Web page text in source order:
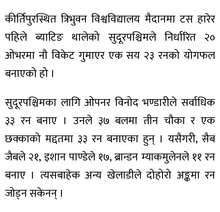
कीर्तिपुरस्थित त्रिभुवन विश्वविद्यालय मैदानमा टस हारेर
पहिले ब्याटिङ थालेको सुदूरपश्चिमले निर्धारित २०
ओभरमा नौ विकेट गुमाएर एक सय २३ रनको योगफल
बनाएको हो ।
सुदूरपश्चिमका लागि ओपनर विनोद भण्डारीले सर्वाधिक
३३ रन बनाए । उनले ३७ बलमा तीन चौका र एक
छक्काको मद्दतमा ३३ रन बनाएका हुन् । यसैगरी, सैब
जैबले २१, इशान पाण्डेले १७, ब्रान्डन म्याकमुलेनले ११ रन
बनाए । त्यसबाहेक अन्य खेलाडीले दोहोरो अङ्कमा रन
जोड्न सकेनन् ।